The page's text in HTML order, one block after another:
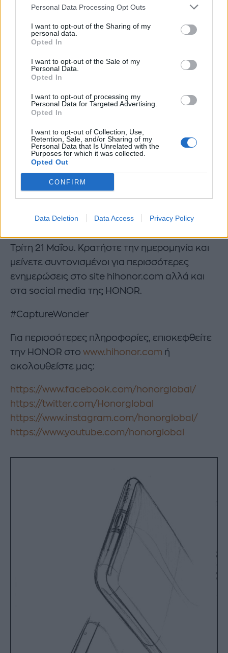
Personal Data Processing Opt Outs
I want to opt-out of the Sharing of my
personal data.
Opted In
I want to opt-out of the Sale of my
Personal Data.
Opted In
I want to opt-out of processing my
Personal Data for Targeted Advertising.
Opted In
I want to opt-out of Collection, Use,
Retention, Sale, and/or Sharing of my
Personal Data that Is Unrelated with the
Purposes for which it was collected.
Opted Out
CONFIRM
Data Deletion Data Access Privacy Policy
Η φιλοσοφία της HONOR για τη συνεχή
βελτίωση και εξέλιξη του design της, την
Dynamic Holographic glassback της
συσκευής. Η σειρά HONOR 20 προσφέρει μια
οθόνη 6.26 ιντσών με μια αναλογία οθόνης/
συσκευής μεγαλύτερη του 91.6%. Σε
4.5mm στην οθόνη, η οπτική εμπειρία της
συσκευής αναβαθμίζεται χωρίς να θυσιάζει το
αισθητικό της κομμάτι.
Η σειρά HONOR 20 θα απαθανατίσει όλες τις
αποκαλύψει περισσότερες δυνατότητες της
Τρίτη 21 Μαΐου. Κρατήστε την ημερομηνία και
μείνετε συντονισμένοι για περισσότερες
ενημερώσεις στο site hihonor.com αλλά και
στα social media της HONOR.
#CaptureWonder
Για περισσότερες πληροφορίες, επισκεφθείτε
την HONOR στο www.hihonor.com ή
ακολουθείστε μας:
https://www.facebook.com/honorglobal/
https://twitter.com/Honorglobal
https://www.instagram.com/honorglobal/
https://www.youtube.com/honorglobal